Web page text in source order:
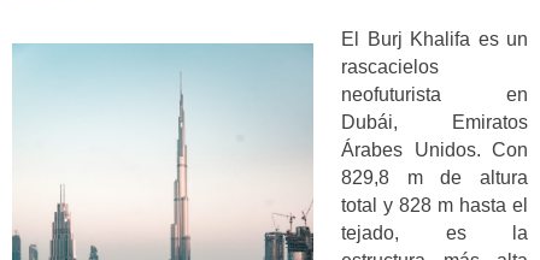
El Burj Khalifa es un
rascacielos
neofuturista en
Dubái, Emiratos
Árabes Unidos. Con
829,8 m de altura
total y 828 m hasta el
tejado, es la